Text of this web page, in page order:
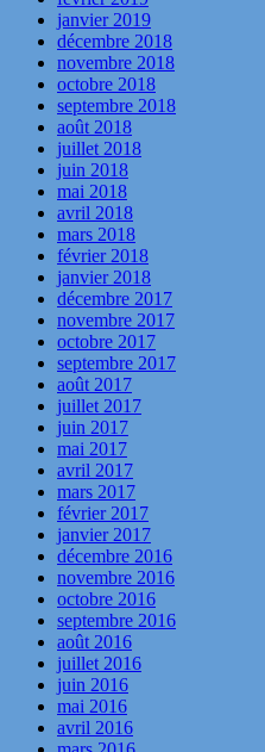
janvier 2019
décembre 2018
novembre 2018
octobre 2018
septembre 2018
août 2018
juillet 2018
juin 2018
mai 2018
avril 2018
mars 2018
février 2018
janvier 2018
décembre 2017
novembre 2017
octobre 2017
septembre 2017
août 2017
juillet 2017
juin 2017
mai 2017
avril 2017
mars 2017
février 2017
janvier 2017
décembre 2016
novembre 2016
octobre 2016
septembre 2016
août 2016
juillet 2016
juin 2016
mai 2016
avril 2016